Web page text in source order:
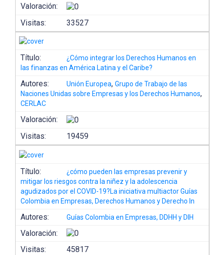
Valoración:
Visitas:
33527
Título:
¿Cómo integrar los Derechos Humanos en
las finanzas en América Latina y el Caribe?
Autores: Unión Europea,Grupo de Trabajo de las
Naciones Unidas sobre Empresas y los Derechos Humanos,
CERLAC
Valoración:
Visitas:
19459
Título:
¿cómo pueden las empresas prevenir y
mitigar los riesgos contra la niñez y la adolescencia
agudizados por el COVID-19?La iniciativa multiactor Guías
Colombia en Empresas, Derechos Humanos y Derecho In
Autores: Guías Colombia en Empresas, DDHH y DIH
Valoración:
Visitas:
45817